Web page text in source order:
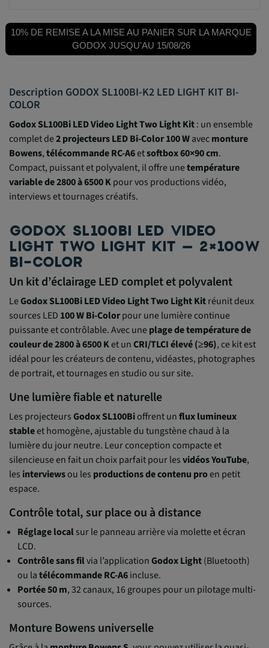
10% DE REMISE A LA MISE AU PANIER SUR LA MARQUE
GODOX JUSQU'AU 15/08/26
Description GODOX SL100BI-K2 LED LIGHT KIT BI-
COLOR
Godox SL100Bi LED Video Light Two Light Kit: un ensemble
complet de2 projecteurs LED Bi-Color 100 Wavecmonture
Bowens,télécommande RC-A6etsoftbox 60×90 cm.
Compact, puissant et polyvalent, il offre unetempérature
variable de 2800 à 6500 Kpour vos productions vidéo,
interviews et tournages créatifs.
GODOX SL100BI LED VIDEO
LIGHT TWO LIGHT KIT – 2×100W
BI-COLOR
Un kit d’éclairage LED complet et polyvalent
LeGodox SL100Bi LED Video Light Two Light Kitréunit deux
sources LED 100 W Bi-Colorpour une lumière continue
puissante et contrôlable. Avec uneplage de température de
couleur de 2800 à 6500 Ket unCRI/TLCI élevé (≥96), ce kit est
idéal pour les créateurs de contenu, vidéastes, photographes
de portrait, et tournages en studio ou sur site.
Une lumière fiable et naturelle
Les projecteursGodox SL100Bioffrent unflux lumineux
stableet homogène, ajustable du tungstène chaud à la
lumière du jour neutre. Leur conception compacte et
silencieuse en fait un choix parfait pour lesvidéos YouTube,
les interviewsou les productions de contenu proen petit
espace.
Contrôle total, sur place ou à distance
Réglage localsur le panneau arrière via molette et écran
LCD.
Contrôle sans filvia l’applicationGodox Light(Bluetooth)
ou latélécommande RC-A6incluse.
Portée 50 m, 32 canaux, 16 groupes pour un pilotage multi-
sources.
Monture Bowens universelle